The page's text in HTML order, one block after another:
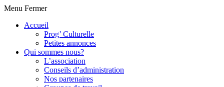
Menu Fermer
Accueil
Prog’ Culturelle
Petites annonces
Qui sommes nous?
L’association
Conseils d’administration
Nos partenaires